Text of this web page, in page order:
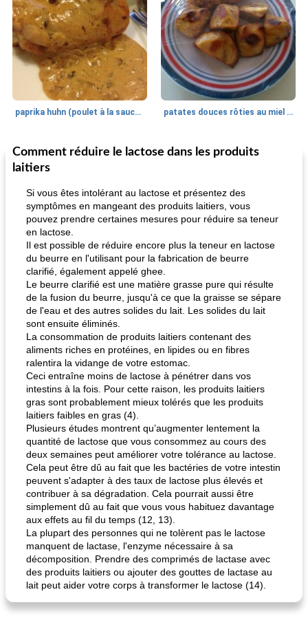
paprika huhn (poulet à la sauce paprika). patates douces rôties au miel / kumara
25 min
Petit déjeuner et brunch
quinoa petit déjeuner méditerranéen
Viande et volaille
Comment réduire le lactose dans les produits
laitiers
Si vous êtes intolérant au lactose et présentez des
symptômes en mangeant des produits laitiers, vous
pouvez prendre certaines mesures pour réduire sa teneur
en lactose.
Il est possible de réduire encore plus la teneur en lactose
du beurre en l'utilisant pour la fabrication de beurre
clarifié, également appelé ghee.
Le beurre clarifié est une matière grasse pure qui résulte
de la fusion du beurre, jusqu'à ce que la graisse se sépare
de l'eau et des autres solides du lait. Les solides du lait
sont ensuite éliminés.
La consommation de produits laitiers contenant des
aliments riches en protéines, en lipides ou en fibres
ralentira la vidange de votre estomac.
Ceci entraîne moins de lactose à pénétrer dans vos
intestins à la fois. Pour cette raison, les produits laitiers
gras sont probablement mieux tolérés que les produits
laitiers faibles en gras (4).
Plusieurs études montrent qu’augmenter lentement la
quantité de lactose que vous consommez au cours des
deux semaines peut améliorer votre tolérance au lactose.
Cela peut être dû au fait que les bactéries de votre intestin
peuvent s'adapter à des taux de lactose plus élevés et
contribuer à sa dégradation. Cela pourrait aussi être
simplement dû au fait que vous vous habituez davantage
aux effets au fil du temps (12, 13).
La plupart des personnes qui ne tolèrent pas le lactose
manquent de lactase, l'enzyme nécessaire à sa
décomposition. Prendre des comprimés de lactase avec
des produits laitiers ou ajouter des gouttes de lactase au
lait peut aider votre corps à transformer le lactose (14).